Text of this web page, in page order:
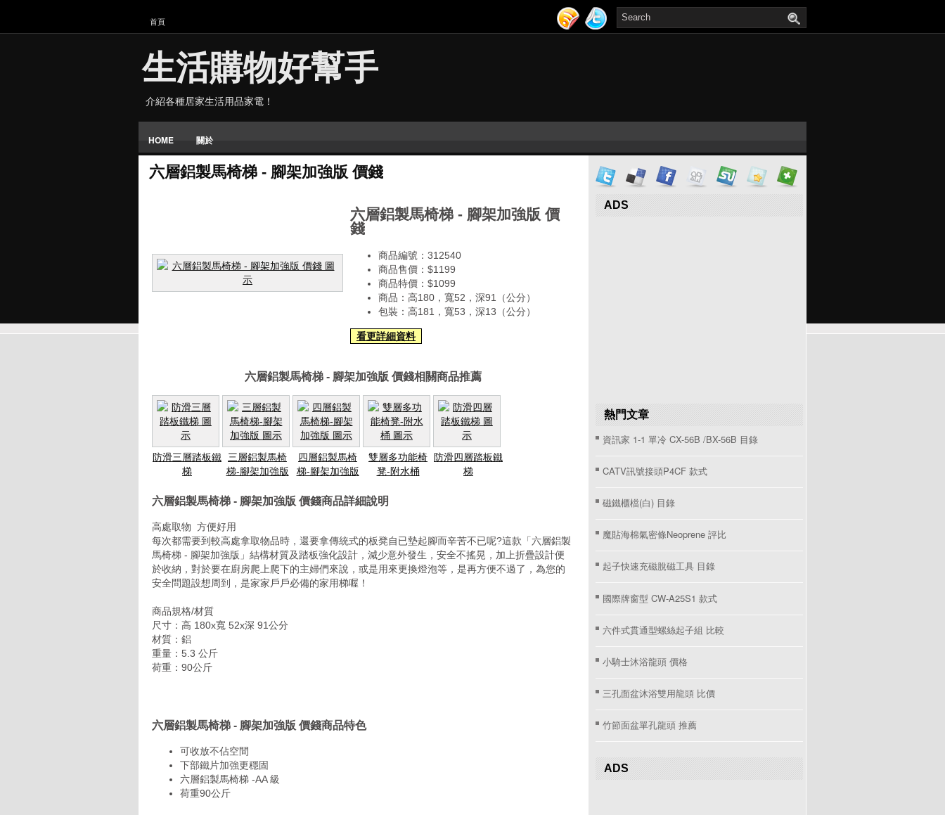
首頁
生活購物好幫手
介紹各種居家生活用品家電！
HOME 關於
六層鋁製馬椅梯 - 腳架加強版 價錢
六層鋁製馬椅梯 - 腳架加強版 價
錢
商品編號：312540
商品售價：$1199
商品特價： $1099
商品：高180，寬52，深91（公分）
包裝：高181，寬53，深13（公分）
看更詳細資料
六層鋁製馬椅梯 - 腳架加強版 價錢相關商品推薦
防滑三層踏板鐵
梯
三層鋁製馬椅
梯-腳架加強版
四層鋁製馬椅
梯-腳架加強版
雙層多功能椅
凳-附水桶
防滑四層踏板鐵
梯
六層鋁製馬椅梯 - 腳架加強版 價錢商品詳細說明
高處取物 方便好用
每次都需要到較高處拿取物品時，還要拿傳統式的板凳自已墊起腳而辛苦不已呢?這款「六層鋁製
馬椅梯 - 腳架加強版」結構材質及踏板強化設計，減少意外發生，安全不搖晃，加上折疊設計便
於收納，對於要在廚房爬上爬下的主婦們來說，或是用來更換燈泡等，是再方便不過了，為您的
安全問題設想周到，是家家戶戶必備的家用梯喔！
商品規格/材質
尺寸：高 180x寬 52x深 91公分
材質：鋁
重量：5.3 公斤
荷重：90公斤
六層鋁製馬椅梯 - 腳架加強版 價錢商品特色
可收放不佔空間
下部鐵片加強更穩固
六層鋁製馬椅梯 -AA 級
荷重90公斤
ADS
熱門文章
資訊家 1-1 單冷 CX-56B /BX-56B 目錄
CATV訊號接頭P4CF 款式
磁鐵櫃檔(白) 目錄
魔貼海棉氣密條Neoprene 評比
起子快速充磁脫磁工具 目錄
國際牌窗型 CW-A25S1 款式
六件式貫通型螺絲起子組 比較
小騎士沐浴龍頭 價格
三孔面盆沐浴雙用龍頭 比價
竹節面盆單孔龍頭 推薦
ADS